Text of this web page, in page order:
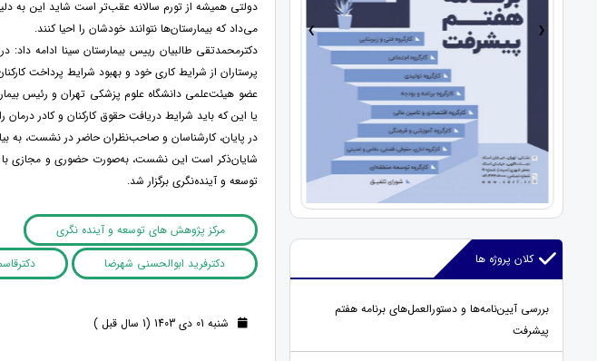
› ‹
کلان پروژه ها
بررسی آیین‌نامه‌ها و دستورالعمل‌های برنامه هفتم
پیشرفت
دولتی همیشه از تورم سالانه عقب‌تر است شاید این به
می‌داد که بیمارستان‌ها نتوانند خودشان را احیا کنند.
دکترمحمدتقی طالبیان رییس بیمارستان سینا ادامه
پرستاران از شرایط کاری خود و بهبود شرایط پرداخت
عضو هیئت‌علمی دانشگاه علوم پزشکی تهران و رئیس
یا این که باید شرایط دریافت حقوق کارکنان و کادر درمان
در پایان، کارشناسان و صاحب‌نظران حاضر در نشست، به
شایان‌ذکر است این نشست، به‌صورت حضوری و مجازی با
توسعه و آینده‌نگری برگزار شد.
مرکز پژوهش های توسعه و آینده نگری
دکترفرید ابوالحسنی شهرضا
شنبه 01 دی 1403 (1 سال قبل )